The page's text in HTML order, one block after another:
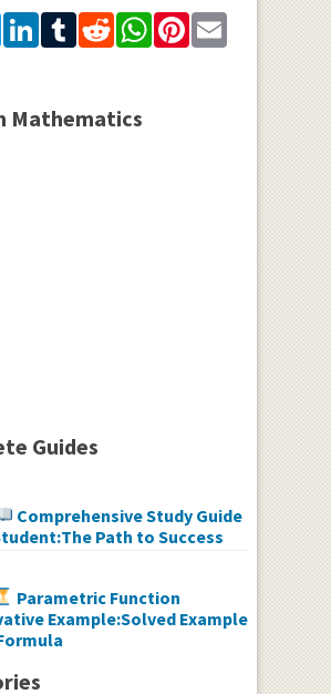
Twitter
LinkedIn
Tumblr
Reddit
WhatsApp
Pinterest
Email
Mathematics
Guides
Comprehensive Study Guide
Path to Success
Parametric Function
Example:Solved Example